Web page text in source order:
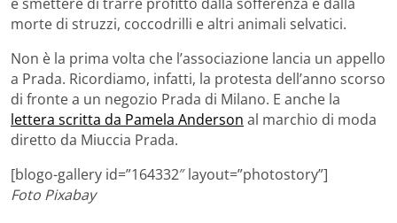
morte di struzzi, coccodrilli e altri animali selvatici.
Non è la prima volta che l’associazione lancia un appello
a Prada. Ricordiamo, infatti, la protesta dell’anno scorso
di fronte a un negozio Prada di Milano. E anche la
lettera scritta da Pamela Anderson al marchio di moda
diretto da Miuccia Prada.
[blogo-gallery id=”164332″ layout=”photostory”]
Foto Pixabay